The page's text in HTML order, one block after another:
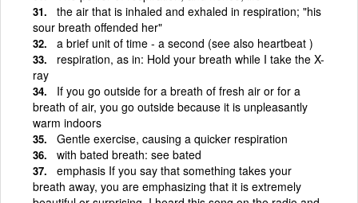
the air that is inhaled and exhaled in respiration; "his
sour breath offended her"
a brief unit of time - a second (see also heartbeat )
respiration, as in: Hold your breath while I take the X-
ray
If you go outside for a breath of fresh air or for a
breath of air, you go outside because it is unpleasantly
warm indoors
Gentle exercise, causing a quicker respiration
with bated breath: see bated
emphasis If you say that something takes your
breath away, you are emphasizing that it is extremely